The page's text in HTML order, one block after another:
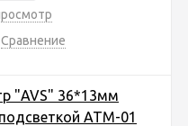
Сравнение
"AVS" 36*13мм
ATM-01